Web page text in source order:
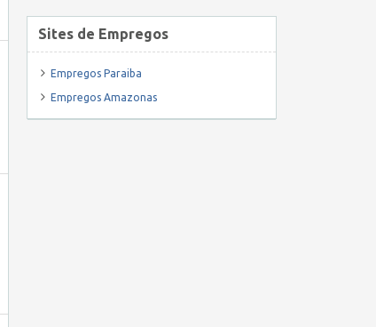
Sites de Empregos
Empregos Paraiba
Empregos Amazonas